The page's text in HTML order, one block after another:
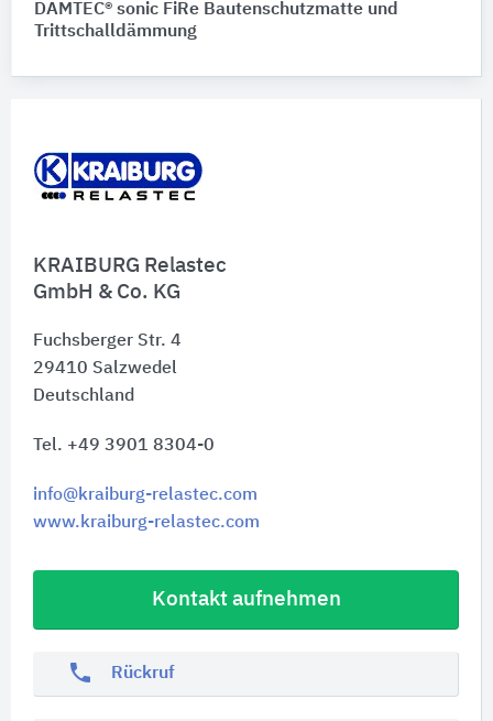
KRAIBURG Relastec
GmbH & Co. KG
Fuchsberger Str. 4
29410 Salzwedel
Deutschland
Tel. +49 3901 8304-0
info@kraiburg-relastec.com
www.kraiburg-relastec.com
Kontakt aufnehmen
phone Rückruf
DAMTEC® sonic FiRe Bautenschutzmatte und
Trittschalldämmung